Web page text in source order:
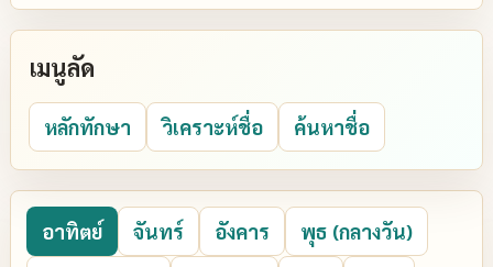
เมนูลัด
หลักทักษา วิเคราะห์ชื่อ ค้นหาชื่อ
อาทิตย์ จันทร์ อังคาร
พุธ (กลางวัน)